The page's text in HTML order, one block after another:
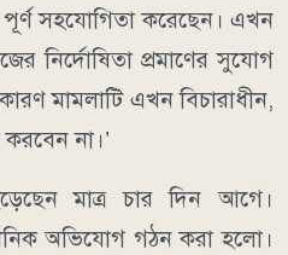
পূর্ণ সহযোগিতা করেছেন। এখন
নির্দোষিতা প্রমাণের সুযোগ
মামলাটি এখন বিচারাধীন,
না।’
মাত্র চার দিন আগে।
অভিযোগ গঠন করা হলো।